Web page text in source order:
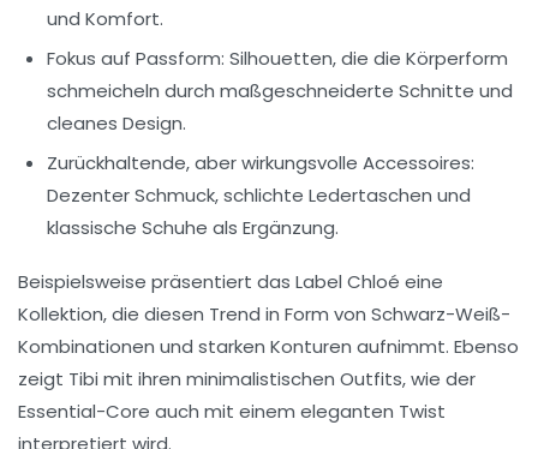
und Komfort.
Fokus auf Passform: Silhouetten, die die Körperform
schmeicheln durch maßgeschneiderte Schnitte und
cleanes Design.
Zurückhaltende, aber wirkungsvolle Accessoires:
Dezenter Schmuck, schlichte Ledertaschen und
klassische Schuhe als Ergänzung.
Beispielsweise präsentiert das Label Chloé eine
Kollektion, die diesen Trend in Form von Schwarz-Weiß-
Kombinationen und starken Konturen aufnimmt. Ebenso
zeigt Tibi mit ihren minimalistischen Outfits, wie der
Essential-Core auch mit einem eleganten Twist
interpretiert wird.